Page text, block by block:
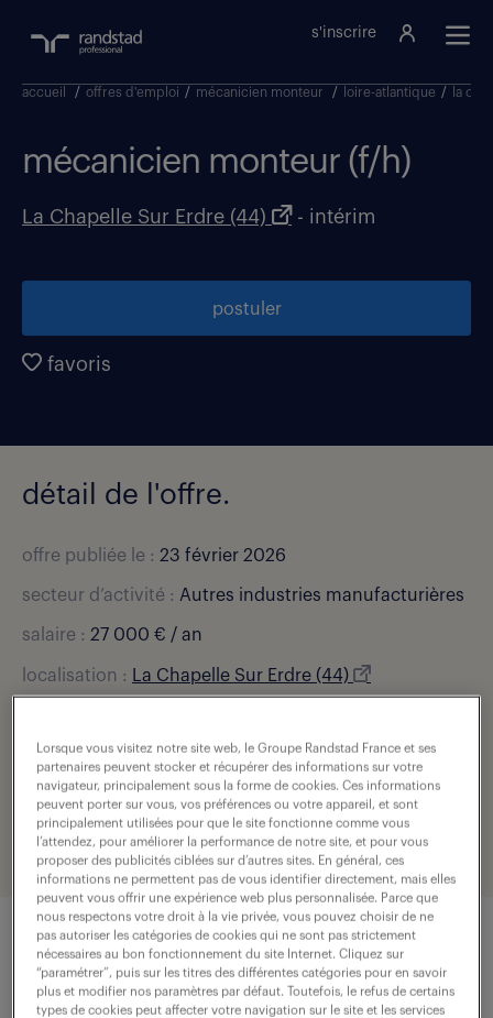
s'inscrire
accueil / offres d'emploi / mécanicien monteur / loire-atlantique / la
mécanicien monteur (f/h)
La Chapelle Sur Erdre (44) - intérim
postuler
favoris
détail de l'offre.
offre publiée le : 23 février 2026
secteur d’activité : Autres industries manufacturières
salaire : 27 000 € / an
localisation : La Chapelle Sur Erdre (44)
durée :12 jour(s)
expérience :1 année(s)
référence de l'offre : 307-U59-0000991_01C
description du poste
Lorsque vous visitez notre site web, le Groupe Randstad France et ses
partenaires peuvent stocker et récupérer des informations sur votre
navigateur, principalement sous la forme de cookies. Ces informations
peuvent porter sur vous, vos préférences ou votre appareil, et sont
principalement utilisées pour que le site fonctionne comme vous
l’attendez, pour améliorer la performance de notre site, et pour vous
proposer des publicités ciblées sur d’autres sites. En général, ces
informations ne permettent pas de vous identifier directement, mais elles
peuvent vous offrir une expérience web plus personnalisée. Parce que
nous respectons votre droit à la vie privée, vous pouvez choisir de ne
pas autoriser les catégories de cookies qui ne sont pas strictement
nécessaires au bon fonctionnement du site Internet. Cliquez sur
“paramétrer”, puis sur les titres des différentes catégories pour en savoir
plus et modifier nos paramètres par défaut. Toutefois, le refus de certains
types de cookies peut affecter votre navigation sur le site et les services